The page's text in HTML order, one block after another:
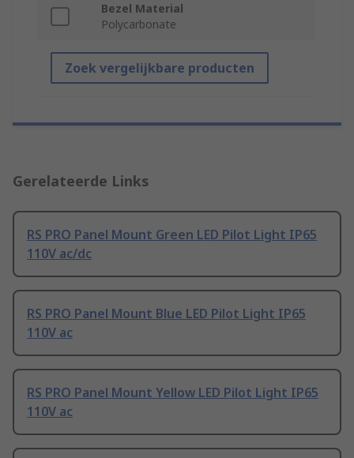
Bezel Material
Polycarbonate
Zoek vergelijkbare producten
Gerelateerde Links
RS PRO Panel Mount Green LED Pilot Light IP65
110V ac/dc
RS PRO Panel Mount Blue LED Pilot Light IP65
110V ac
RS PRO Panel Mount Yellow LED Pilot Light IP65
110V ac